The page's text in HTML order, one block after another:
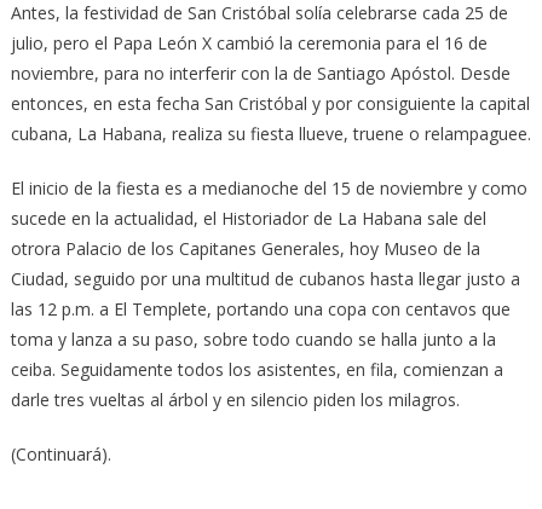
Antes, la festividad de San Cristóbal solía celebrarse cada 25 de
julio, pero el Papa León X cambió la ceremonia para el 16 de
noviembre, para no interferir con la de Santiago Apóstol. Desde
entonces, en esta fecha San Cristóbal y por consiguiente la capital
cubana, La Habana, realiza su fiesta llueve, truene o relampaguee.
El inicio de la fiesta es a medianoche del 15 de noviembre y como
sucede en la actualidad, el Historiador de La Habana sale del
otrora Palacio de los Capitanes Generales, hoy Museo de la
Ciudad, seguido por una multitud de cubanos hasta llegar justo a
las 12 p.m. a El Templete, portando una copa con centavos que
toma y lanza a su paso, sobre todo cuando se halla junto a la
ceiba. Seguidamente todos los asistentes, en fila, comienzan a
darle tres vueltas al árbol y en silencio piden los milagros.
(Continuará).